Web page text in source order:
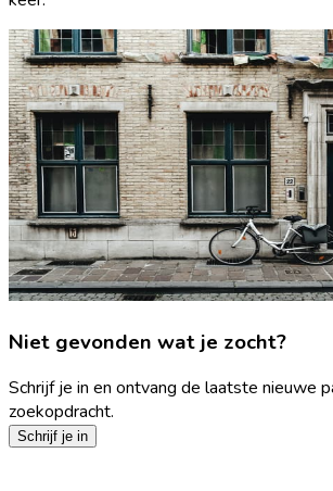
Niet gevonden wat je zocht?
Schrijf je in en ontvang de laatste nieuwe
zoekopdracht.
Schrijf je in